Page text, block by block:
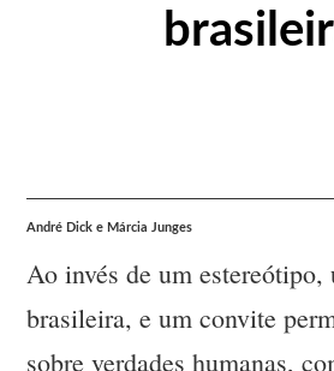
André Dick e Márcia Junges
Ao invés de um estereótipo,
brasileira, e um convite
sobre verdades humanas,